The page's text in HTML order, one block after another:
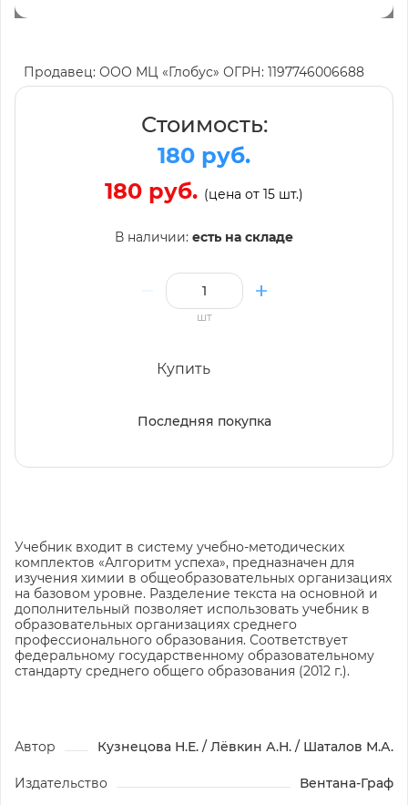
Продавец: ООО МЦ «Глобус» ОГРН: 1197746006688
Стоимость:
180 руб.
180 руб. (цена от 15 шт.)
В наличии: есть на складе
шт
Купить
Последняя покупка
Учебник входит в систему учебно-методических
комплектов «Алгоритм успеха», предназначен для
изучения химии в общеобразовательных организациях
на базовом уровне. Разделение текста на основной и
дополнительный позволяет использовать учебник в
образовательных организациях среднего
профессионального образования. Соответствует
федеральному государственному образовательному
стандарту среднего общего образования (2012 г.).
Автор Кузнецова Н.Е. / Лёвкин А.Н. / Шаталов М.А.
Издательство Вентана-Граф